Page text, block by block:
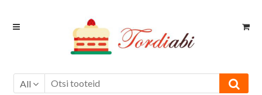
Skip
Skip
All